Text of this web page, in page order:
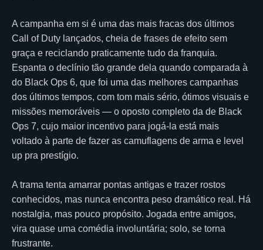
A campanha em si é uma das mais fracas dos últimos
Call of Duty lançados, cheia de frases de efeito sem
graça e reciclando praticamente tudo da franquia.
Espanta o declínio tão grande dela quando comparada à
do Black Ops 6, que foi uma das melhores campanhas
dos últimos tempos, com tom mais sério, ótimos visuais e
missões memoráveis — o oposto completo da de Black
Ops 7, cujo maior incentivo para jogá-la está mais
voltado à parte de fazer as camuflagens de arma e level
up pra prestígio.
A trama tenta amarrar pontas antigas e trazer rostos
conhecidos, mas nunca encontra peso dramático real. Há
nostalgia, mas pouco propósito. Jogada entre amigos,
vira quase uma comédia involuntária; solo, se torna
frustrante.